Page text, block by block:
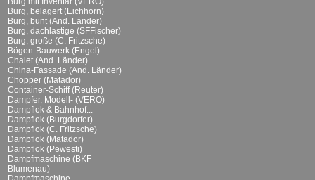
Burg, belagert (Eichhorn)
Burg, bunt (And. Länder)
Burg, dachlastige (SFFischer)
Burg, große (C. Fritzsche)
Bögen-Bauwerk (Engel)
Chalet (And. Länder)
China-Fassade (And. Länder)
Chopper (Matador)
Container-Schiff (Reuter)
Dampfer, Modell- (VERO)
Dampflok & Bahnhof...
Dampflok (Burgdorfer)
Dampflok (C. Fritzsche)
Dampflok (Matador)
Dampflok (Pewesti)
Dampfmaschine (BKF
Blumenau)